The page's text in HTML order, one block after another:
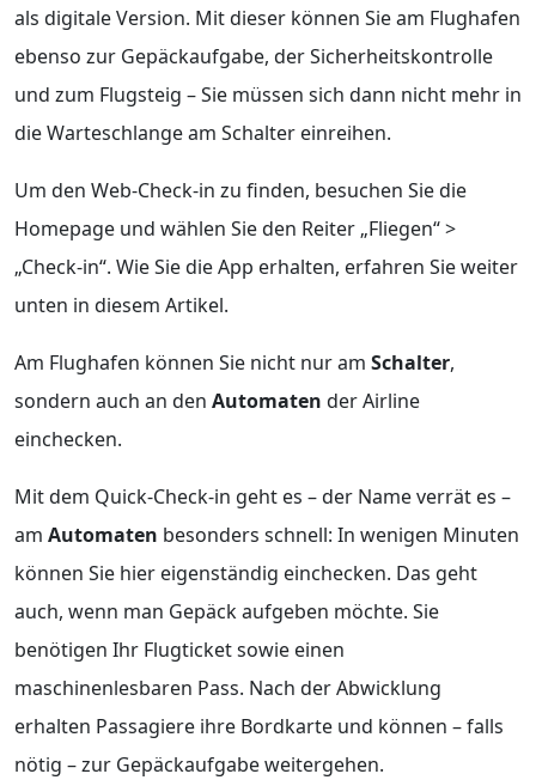
als digitale Version. Mit dieser können Sie am Flughafen
ebenso zur Gepäckaufgabe, der Sicherheitskontrolle
und zum Flugsteig – Sie müssen sich dann nicht mehr in
die Warteschlange am Schalter einreihen.
Um den Web-Check-in zu finden, besuchen Sie die
Homepage und wählen Sie den Reiter „Fliegen“ >
„Check-in“. Wie Sie die App erhalten, erfahren Sie weiter
unten in diesem Artikel.
Am Flughafen können Sie nicht nur am Schalter,
sondern auch an den Automaten der Airline
einchecken.
Mit dem Quick-Check-in geht es – der Name verrät es –
am Automaten besonders schnell: In wenigen Minuten
können Sie hier eigenständig einchecken. Das geht
auch, wenn man Gepäck aufgeben möchte. Sie
benötigen Ihr Flugticket sowie einen
maschinenlesbaren Pass. Nach der Abwicklung
erhalten Passagiere ihre Bordkarte und können – falls
nötig – zur Gepäckaufgabe weitergehen.